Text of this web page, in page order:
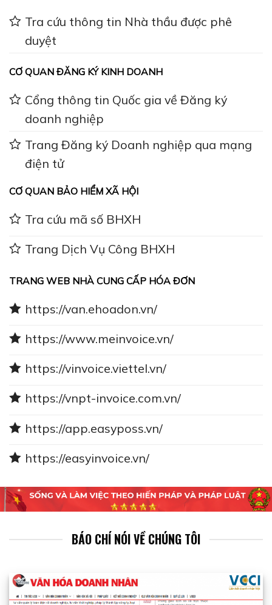
Tra cứu thông tin Nhà thầu được phê
duyệt
CƠ QUAN ĐĂNG KÝ KINH DOANH
Cổng thông tin Quốc gia về Đăng ký
doanh nghiệp
Trang Đăng ký Doanh nghiệp qua mạng
điện tử
CƠ QUAN BẢO HIỂM XÃ HỘI
Tra cứu mã số BHXH
Trang Dịch Vụ Công BHXH
TRANG WEB NHÀ CUNG CẤP HÓA ĐƠN
https://van.ehoadon.vn/
https://www.meinvoice.vn/
https://vinvoice.viettel.vn/
https://vnpt-invoice.com.vn/
https://app.easyposs.vn/
https://easyinvoice.vn/
BÁO CHÍ NÓI VỀ CHÚNG TÔI